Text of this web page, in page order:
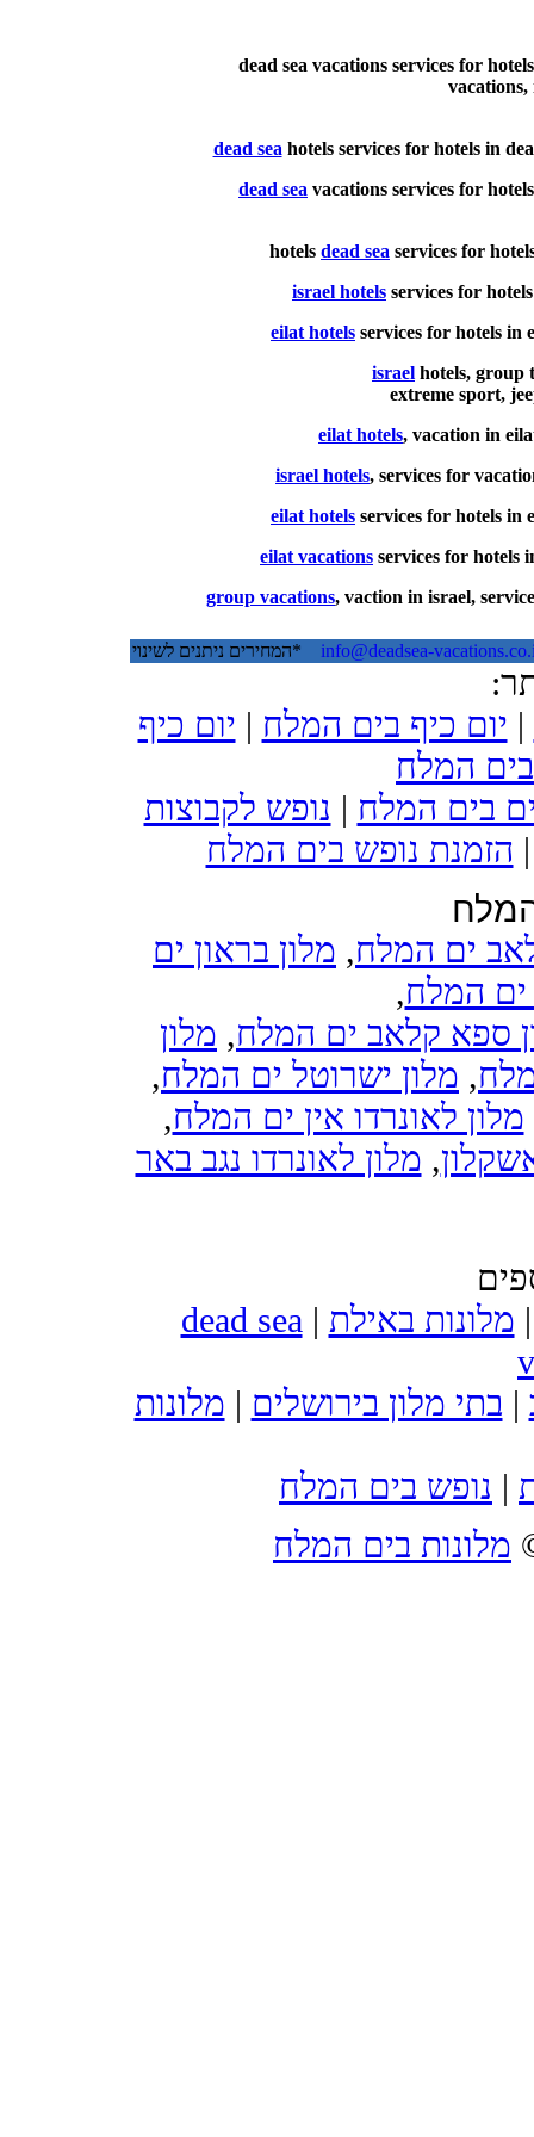
dead sea vacations services for
vacations,
dead sea hotels services for hotels in
dead sea vacations services for
hotels dead sea services for
israel hotels services for
eilat hotels services for hotels in
israel hotels, group
extreme sport,
eilat hotels, vacation in
israel hotels, services for
eilat hotels services for hotels in
eilat vacations services for hotels
group vacations, vaction in israel,
info@deadsea- *המחירים ניתנים לשינוי
| יום כיף בים המלח | יום כיף
המלח
בים המלח | נופש לקבוצות
הזמנת נופש בים המלח
ים המלח, מלון בראון ים
ים המלח,
ספא קלאב ים המלח, מלון
, מלון ישרוטל ים המלח,
מלון לאונרדו אין ים המלח,
, מלון לאונרדו נגב באר
מלונות באילת |
dead sea
| בתי מלון בירושלים | מלונות
| נופש בים המלח
מלונות בים המלח